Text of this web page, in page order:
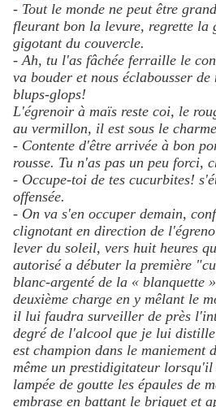
- Tout le monde ne peut être
fleurant bon la levure, regrette la
gigotant du couvercle.
- Ah, tu l'as fâchée ferraille le
va bouder et nous éclabousser de
blups-glops!
L'égrenoir à maïs reste coi, le
au vermillon, il est sous le
- Contente d'être arrivée à bon
rousse. Tu n'as pas un peu forci,
- Occupe-toi de tes cucurbites!
offensée.
- On va s'en occuper demain,
clignotant en direction de
lever du soleil, vers huit heures
autorisé a débuter la première
blanc-argenté de la « blanquette
deuxième charge en y mêlant le
il lui faudra surveiller de près
degré de l'alcool que je lui
est champion dans le maniement
même un prestidigitateur lorsqu'il
lampée de goutte les épaules de
embrase en battant le briquet et